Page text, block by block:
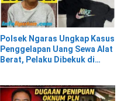
Polsek Ngaras Ungkap Kasus
Penggelapan Uang Sewa Alat
Berat, Pelaku Dibekuk di